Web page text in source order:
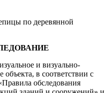
по деревянной
и визуально-
объекта, в соответствии с
обследования